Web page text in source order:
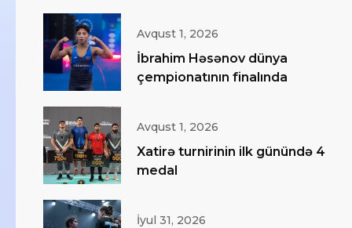
Avqust 1, 2026
İbrahim Həsənov dünya
çempionatının finalında
Avqust 1, 2026
Xatirə turnirinin ilk günündə 4
medal
İyul 31, 2026